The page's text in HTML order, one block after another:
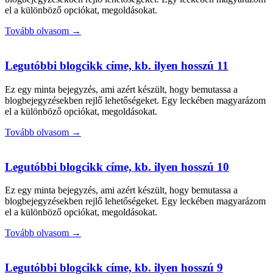
el a különböző opciókat, megoldásokat.
Tovább olvasom →
Legutóbbi blogcikk címe, kb. ilyen hosszú 11
Ez egy minta bejegyzés, ami azért készült, hogy bemutassa a
blogbejegyzésekben rejlő lehetőségeket. Egy leckében magyarázom
el a különböző opciókat, megoldásokat.
Tovább olvasom →
Legutóbbi blogcikk címe, kb. ilyen hosszú 10
Ez egy minta bejegyzés, ami azért készült, hogy bemutassa a
blogbejegyzésekben rejlő lehetőségeket. Egy leckében magyarázom
el a különböző opciókat, megoldásokat.
Tovább olvasom →
Legutóbbi blogcikk címe, kb. ilyen hosszú 9